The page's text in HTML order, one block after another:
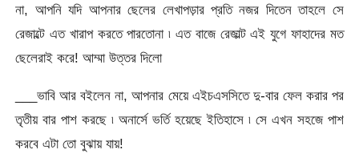
না, আপনি যদি আপনার ছেলের লেখাপড়ার প্রতি নজর দিতেন তাহলে সে
রেজাল্টে এত খারাপ করতে পারতোনা ৷ এত বাজে রেজাল্ট এই যুগে ফাহাদের মত
ছেলেরাই করে! আম্মা উত্তর দিলো
___ভাবি আর বইলেন না, আপনার মেয়ে এইচএসসিতে দু-বার ফেল করার পর
তৃতীয় বার পাশ করছে ৷ অনার্সে ভর্তি হয়েছে ইতিহাসে ৷ সে এখন সহজে পাশ
করবে এটা তো বুঝায় যায়!